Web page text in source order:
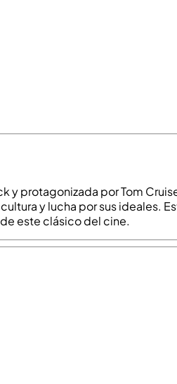
protagonizada por Tom
y lucha por sus ideales.
este clásico del cine.